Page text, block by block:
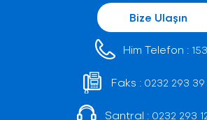
Bize Ulaşın
Him Telefon : 153
Faks : 0232 293 39
Santral : 0232 293